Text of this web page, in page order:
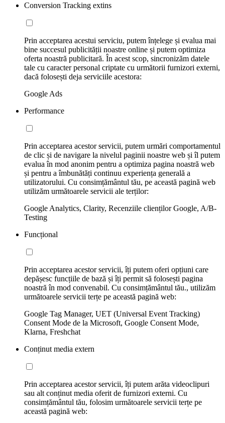
Conversion Tracking extins
Prin acceptarea acestui serviciu, putem înțelege și evalua mai
bine succesul publicității noastre online și putem optimiza
oferta noastră publicitară. În acest scop, sincronizăm datele
tale cu caracter personal criptate cu următorii furnizori externi,
dacă folosești deja serviciile acestora:
Google Ads
Performance
Prin acceptarea acestor servicii, putem urmări comportamentul
de clic și de navigare la nivelul paginii noastre web și îl putem
evalua în mod anonim pentru a optimiza pagina noastră web
și pentru a îmbunătăți continuu experiența generală a
utilizatorului. Cu consimțământul tău, pe această pagină web
utilizăm următoarele servicii ale terților:
Google Analytics, Clarity, Recenziile clienților Google, A/B-
Testing
Funcțional
Prin acceptarea acestor servicii, îți putem oferi opțiuni care
depășesc funcțiile de bază și îți permit să folosești pagina
noastră în mod convenabil. Cu consimțământul tău., utilizăm
următoarele servicii terțe pe această pagină web:
Google Tag Manager, UET (Universal Event Tracking)
Consent Mode de la Microsoft, Google Consent Mode,
Klarna, Freshchat
Conținut media extern
Prin acceptarea acestor servicii, îți putem arăta videoclipuri
sau alt conținut media oferit de furnizori externi. Cu
consimțământul tău, folosim următoarele servicii terțe pe
această pagină web: